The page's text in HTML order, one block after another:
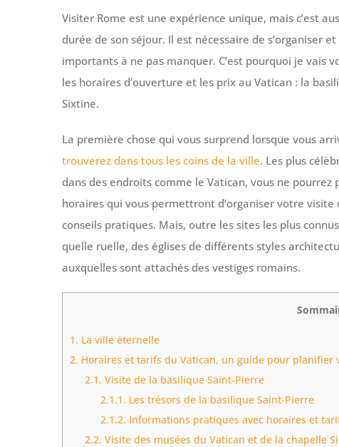
Visiter Rome est une expérience unique, mais c’est
durée de son séjour. Il est nécessaire de s’organiser
importants à ne pas manquer. C’est pourquoi je vais
les horaires d’ouverture et les prix au Vatican : la
Sixtine.
La première chose qui vous surprend lorsque vous
trouverez dans tous les coins de la ville. Les plus
dans des endroits comme le Vatican, vous ne pourrez
horaires qui vous permettront d’organiser votre visite
conseils pratiques. Mais, outre les sites les plus
quelle ruelle, des églises de différents styles
auxquelles sont attachés des vestiges romains.
1. La ville éternelle
2. Horaires et tarifs du Vatican, un guide pour planifier
2.1. Visite de la basilique Saint-Pierre
2.1.1. Les trésors de la basilique Saint-Pierre
2.1.2. Informations pratiques avec horaires et
2.2. Visite des musées du Vatican et de la chapelle